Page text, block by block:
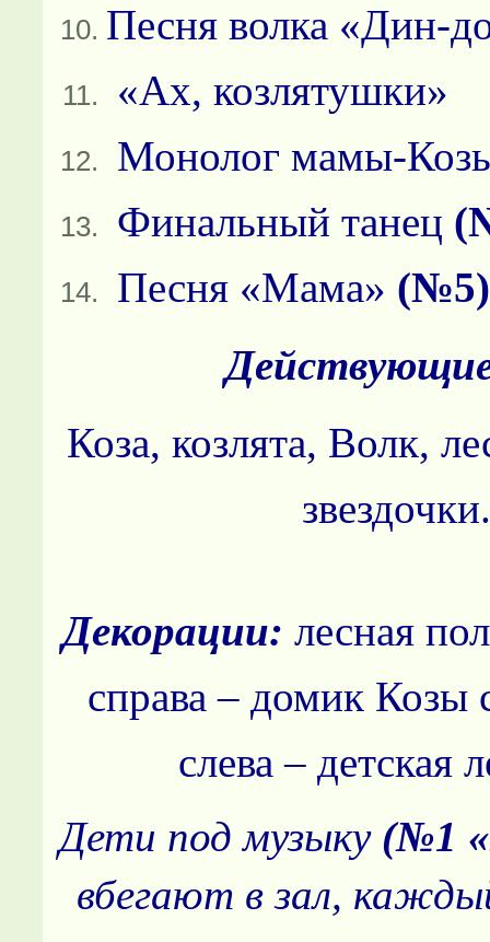
Песня волка «Дин-
«Ах, козлятушки»
Монолог мамы-
Финальный танец
Песня «Мама» (№5)
Коза, козлята, Волк, л
звездочки.
Декорации: лесная
справа – домик Козы
слева – детская
Дети под музыку (№1
вбегают в зал,